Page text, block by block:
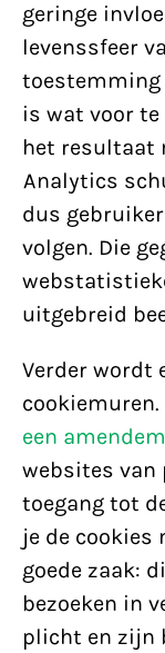
geringe
levenssfeer
toestemming
is wat voor
het resultaat
Analytics
dus
volgen. Die
uitgebreid
Verder wordt
cookiemuren.
een
websites van
toegang tot
je de cookies
goede zaak:
bezoeken in
plicht en zijn